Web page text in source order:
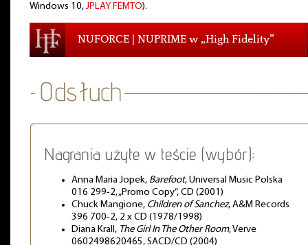
Windows 10,JPLAY FEMTO).
NUFORCE | NUPRIME w „High Fidelity”
Nagrania użyte w teście (wybór):
Anna Maria Jopek, Barefoot, Universal Music Polska
016 299-2, „Promo Copy”, CD (2001)
Chuck Mangione, Children of Sanchez, A&M Records
396 700-2, 2 x CD (1978/1998)
Diana Krall, The Girl In The Other Room, Verve
0602498620465, SACD/CD (2004)